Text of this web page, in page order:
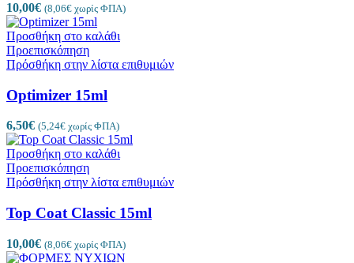
10,00€ (8,06€ χωρίς ΦΠΑ)
Προσθήκη στο καλάθι
Προεπισκόπηση
Πρόσθήκη στην λίστα επιθυμιών
Optimizer 15ml
6,50€ (5,24€ χωρίς ΦΠΑ)
Προσθήκη στο καλάθι
Προεπισκόπηση
Πρόσθήκη στην λίστα επιθυμιών
Top Coat Classic 15ml
10,00€ (8,06€ χωρίς ΦΠΑ)